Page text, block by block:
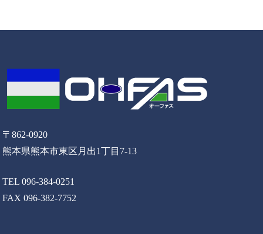
〒862-0920
熊本県熊本市東区月出1丁目7-13
TEL 096-384-0251
FAX 096-382-7752